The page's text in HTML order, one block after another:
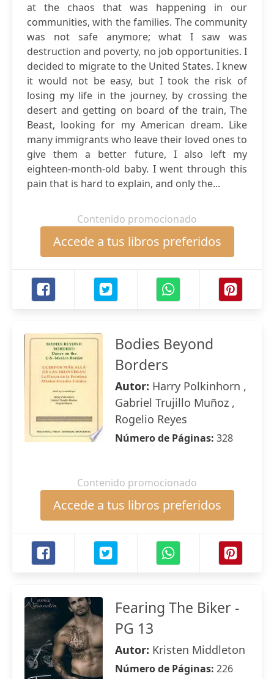
at the chaos that was happening in our
communities, with the families. The community
was not safe anymore; what I saw was
destruction and poverty, no job opportunities. I
decided to migrate to the United States. I knew
it would not be easy, but I took the risk of
losing my life in the journey, by crossing the
desert and getting on board of the train, The
Beast, looking for my American dream. Like
many immigrants who leave their loved ones to
give them a better future, I also left my
eighteen-month-old baby. I went through this
pain that is hard to explain, and only the...
Contenido promocionado
Accede a tus libros preferidos
Bodies Beyond
Borders
Autor: Harry Polkinhorn ,
Gabriel Trujillo Muñoz ,
Rogelio Reyes
Número de Páginas: 328
Contenido promocionado
Accede a tus libros preferidos
Fearing The Biker -
PG 13
Autor: Kristen Middleton
Número de Páginas: 226